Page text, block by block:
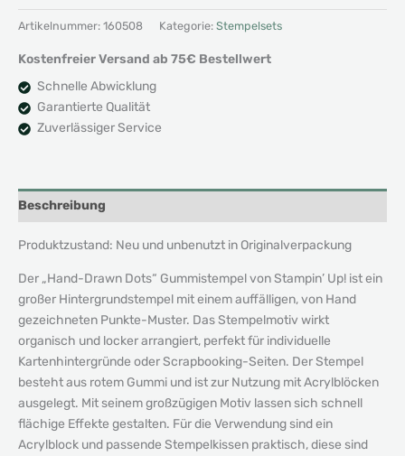
Drawn
Menge
Artikelnummer: 160508 Kategorie: Stempelsets
Kostenfreier Versand ab 75€ Bestellwert
Schnelle Abwicklung
Garantierte Qualität
Zuverlässiger Service
Beschreibung
Produktzustand: Neu und unbenutzt in Originalverpackung
Der „Hand-Drawn Dots“ Gummistempel von Stampin’ Up! ist ein
großer Hintergrundstempel mit einem auffälligen, von Hand
gezeichneten Punkte-Muster. Das Stempelmotiv wirkt
organisch und locker arrangiert, perfekt für individuelle
Kartenhintergründe oder Scrapbooking-Seiten. Der Stempel
besteht aus rotem Gummi und ist zur Nutzung mit Acrylblöcken
ausgelegt. Mit seinem großzügigen Motiv lassen sich schnell
flächige Effekte gestalten. Für die Verwendung sind ein
Acrylblock und passende Stempelkissen praktisch, diese sind